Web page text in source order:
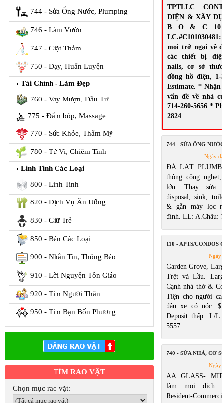
744 - Sửa Ống Nước, Plumping
746 - Làm Vườn
747 - Giặt Thảm
750 - Dạy, Huấn Luyện
Tài Chính - Làm Đẹp
760 - Vay Mượn, Đầu Tư
775 - Đấm bóp, Massage
770 - Sức Khỏe, Thẩm Mỹ
780 - Tử Vi, Chiêm Tinh
Linh Tinh Các Loại
800 - Linh Tinh
820 - Dịch Vụ Ăn Uống
830 - Giữ Trẻ
850 - Bán Các Loại
900 - Nhắn Tin, Thông Báo
910 - Lời Nguyện Tôn Giáo
920 - Tìm Người Thân
950 - Tìm Bạn Bốn Phương
TÌM RAO VẶT
Chọn mục rao vặt:
TPTLLC
ĐIỆN & XÂY
B O & C 10
mọi trở ngại về
các thiết bị
nails, cơ sở
đồng hồ điện, 1-
Estimate. *
vấn đề về nhà
714-260-5656 *
2824
744 - SỬA ỐNG
Ngày
ĐÀ LẠT
thông cống
lớn. Thay sửa
disposal, sink,
& gắn máy lọc
đình. LL: A.Châu:
110 - APTS/CONDOS
Ngày
Garden Grove,
Trệt và Lầu.
Cạnh nhà thờ &
Tiện cho người
đậu xe có nóc.
Deposit thấp. L/
5557
740 - SỬA NHÀ, CƠ
Ngày
AA GLASS-
làm mọi dịch
Resident-